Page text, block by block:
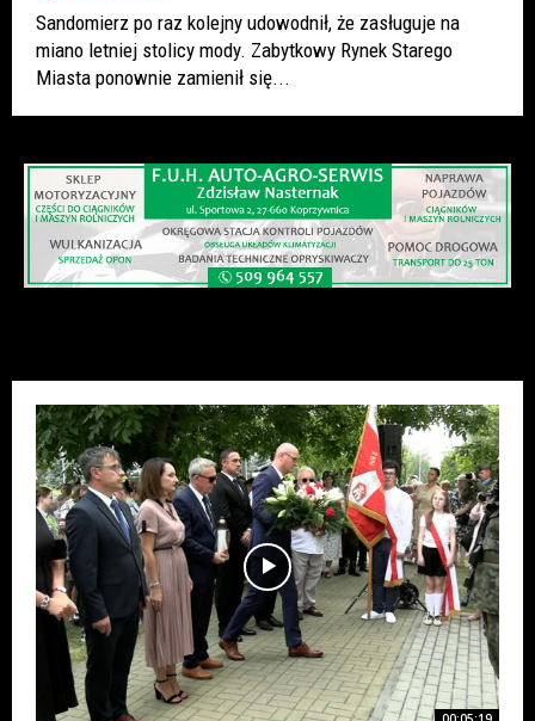
Sandomierz po raz kolejny udowodnił, że zasługuje na
miano letniej stolicy mody. Zabytkowy Rynek Starego
Miasta ponownie zamienił się...